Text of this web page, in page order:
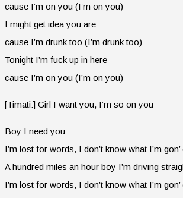
cause I’m on you (I’m on you)
I might get idea you are
cause I’m drunk too (I’m drunk too)
Tonight I’m fuck up in here
cause I’m on you (I’m on you)
[Timati:] Girl I want you, I’m so on you
Boy I need you
I’m lost for words, I don’t know what I’m gon’
A hundred miles an hour boy I’m driving
I’m lost for words, I don’t know what I’m gon’